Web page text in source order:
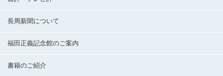
長周新聞について
福田正義記念館のご案内
書籍のご紹介